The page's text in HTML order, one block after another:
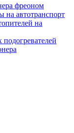
фреоном
на автотранспорт
на